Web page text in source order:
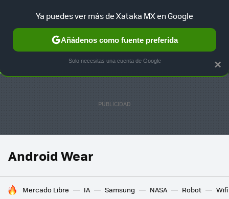
SELECCIÓN GAMING HOME AUTO TERRITORIO
Android Wear
HOY SE HABLA DE
Mercado Libre IA Samsung NASA Robot Wifi
×
Ya puedes ver más de Xataka MX en Google
Añádenos como fuente preferida
Solo necesitas una cuenta de Google